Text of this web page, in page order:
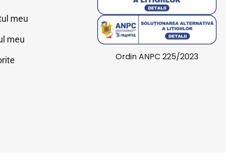
meu
meu
Ordin ANPC 225/2023